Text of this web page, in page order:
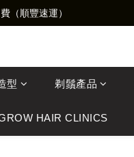
（順豐速運）
型 剃鬚產品
HAIR CLINICS